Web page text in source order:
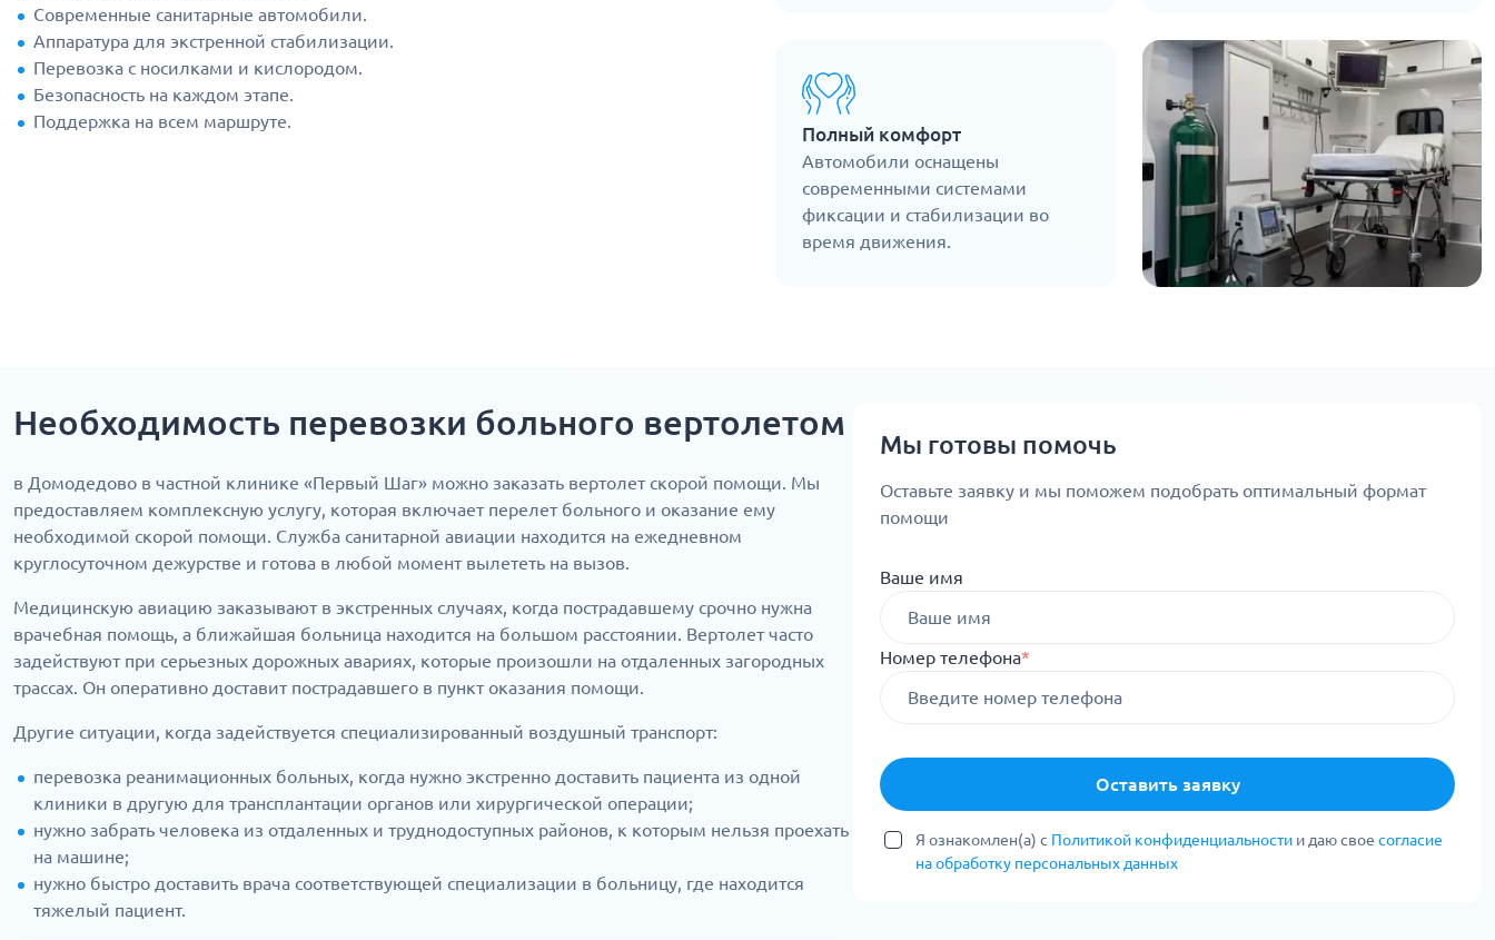
Современные санитарные автомобили.
Аппаратура для экстренной стабилизации.
Перевозка с носилками и кислородом.
Безопасность на каждом этапе.
Поддержка на всем маршруте.
Полный комфорт
Автомобили оснащены
современными системами
фиксации и стабилизации во
время движения.
Необходимость перевозки больного вертолетом
в Домодедово в частной клинике «Первый Шаг» можно заказать вертолет скорой помощи. Мы
предоставляем комплексную услугу, которая включает перелет больного и оказание ему
необходимой скорой помощи. Служба санитарной авиации находится на ежедневном
круглосуточном дежурстве и готова в любой момент вылететь на вызов.
Медицинскую авиацию заказывают в экстренных случаях, когда пострадавшему срочно нужна
врачебная помощь, а ближайшая больница находится на большом расстоянии. Вертолет часто
задействуют при серьезных дорожных авариях, которые произошли на отдаленных загородных
трассах. Он оперативно доставит пострадавшего в пункт оказания помощи.
Другие ситуации, когда задействуется специализированный воздушный транспорт:
перевозка реанимационных больных, когда нужно экстренно доставить пациента из одной
клиники в другую для трансплантации органов или хирургической операции;
нужно забрать человека из отдаленных и труднодоступных районов, к которым нельзя проехать
на машине;
нужно быстро доставить врача соответствующей специализации в больницу, где находится
тяжелый пациент.
Мы готовы помочь
Оставьте заявку и мы поможем подобрать оптимальный формат
помощи
Ваше имя
Номер телефона*
Оставить заявку
Я ознакомлен(а) с Политикой конфиденциальности и даю свое согласие
на обработку персональных данных